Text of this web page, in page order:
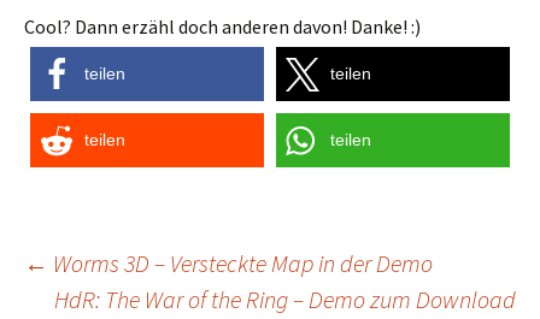
Cool? Dann erzähl doch anderen davon! Danke! :)
teilen teilen
teilen teilen
Post
← Worms 3D – Versteckte Map in der Demo
HdR: The War of the Ring – Demo zum Download